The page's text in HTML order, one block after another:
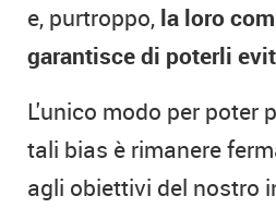
e, purtroppo, la loro
garantisce di poterli
L'unico modo per poter
tali bias è rimanere
agli obiettivi del nostro